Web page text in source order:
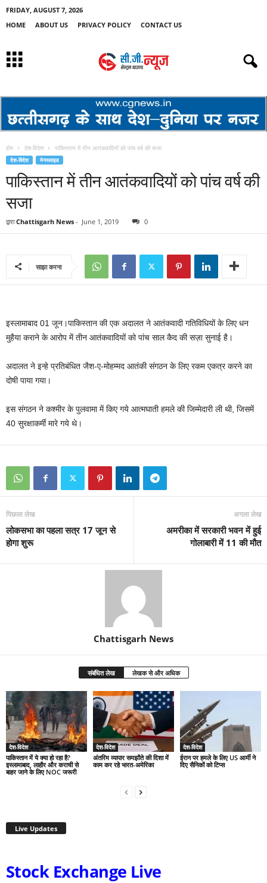
FRIDAY, AUGUST 7, 2026
HOME
ABOUT US PRIVACY POLICY CONTACT US
होम देश-विदेश पाकिस्तान में तीन आतंकवादियों को पांच वर्ष की सजा
देश-विदेश मेनस्लाइड
पाकिस्तान में तीन आतंकवादियों को पांच वर्ष की
सजा
द्वारा Chattisgarh News - June 1, 2019 0
साझा करना
इस्लामाबाद 01 जून।पाकिस्‍तान की एक अदालत ने आतंकवादी गतिविधियों के लिए धन
मुहैया कराने के आरोप में तीन आतंकवादियों को पांच साल कैद की सज़ा सुनाई है।
अदालत ने इन्हे प्रतिबं‍धित जैश-ए-मोहम्‍मद आतंकी संगठन के लिए रकम एकत्र करने का
दोषी पाया गया।
इस संगठन ने कश्‍मीर के पुलवामा में किए गये आत्‍मघाती हमले की जिम्‍मेदारी ली थी, जिसमें
40 सुरक्षाकर्मी मारे गये थे।
पिछला लेख
लोकसभा का पहला सत्र 17 जून से
होगा शुरू
अगला लेख
अमरीका में सरकारी भवन में हुई
गोलाबारी में 11 की मौत
Chattisgarh News
संबंधित लेख लेखक से और अधिक
देश-विदेश
पाकिस्तान में ये क्या हो रहा है?
इस्लामाबाद, लाहौर और कराची से
बाहर जाने के लिए NOC जरूरी
देश-विदेश
अंतरिम व्यापार समझौते की दिशा में
काम कर रहे भारत-अमेरिका
देश-विदेश
ईरान पर हमले के लिए US आर्मी ने
दिए सैनिकों को टिप्स
Live Updates
Stock Exchange Live